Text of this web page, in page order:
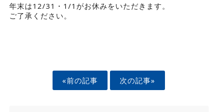
年末は12/31・1/1がお休みをいただきます。
ご了承ください。
«前の記事 次の記事»